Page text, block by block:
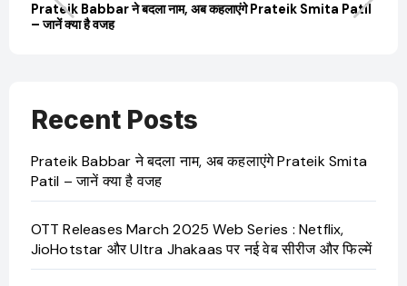
Prateik Babbar ने बदला नाम, अब कहलाएंगे Prateik Smita Patil
– जानें क्या है वजह
Recent Posts
Prateik Babbar ने बदला नाम, अब कहलाएंगे Prateik Smita
Patil – जानें क्या है वजह
OTT Releases March 2025 Web Series : Netflix,
JioHotstar और Ultra Jhakaas पर नई वेब सीरीज और फिल्में